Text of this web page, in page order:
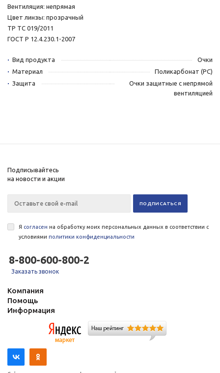
Вентиляция: непрямая
Цвет линзы: прозрачный
ТР ТС 019/2011
ГОСТ Р 12.4.230.1-2007
Вид продукта
Очки
Материал
Поликарбонат (РС)
Защита
Очки защитные с непрямой
вентиляцией
Подписывайтесь
на новости и акции
Я согласен на обработку моих персональных данных в соответствии с
условиями политики конфиденциальности
8-800-600-800-2
Заказать звонок
Компания
Помощь
Информация